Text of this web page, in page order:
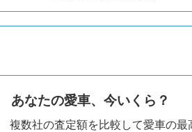
あなたの愛車、今いくら？
複数社の査定額を比較して愛車の